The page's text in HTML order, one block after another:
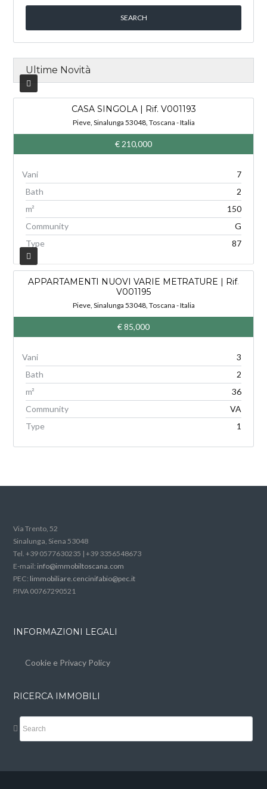
Ultime Novità
CASA SINGOLA | Rif. V001193
Pieve, Sinalunga 53048, Toscana - Italia
€ 210,000
7
Bath
2
m²
150
Community
G
Type
87
V
APPARTAMENTI NUOVI VARIE METRATURE | Rif.
V001195
Pieve, Sinalunga 53048, Toscana - Italia
€ 85,000
3
Bath
2
m²
36
Community
VA
Type
1
Via Trento, 52
Sinalunga, Siena 53048
Tel. +39 0577630235 | +39 3356548673
E-mail: info@immobiltoscana.com
PEC: limmobiliare.cencinifabio@pec.it
P.IVA 00767290521
INFORMAZIONI LEGALI
Cookie e Privacy Policy
RICERCA IMMOBILI